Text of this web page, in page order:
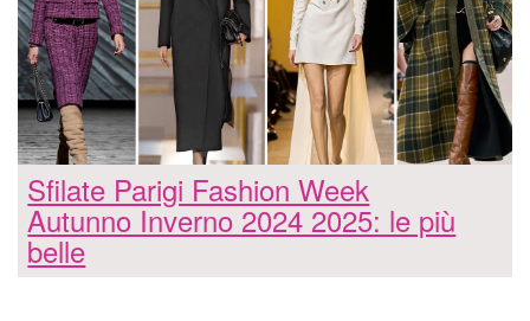
Sfilate Parigi Fashion Week
Autunno Inverno 2024 2025: le più
belle